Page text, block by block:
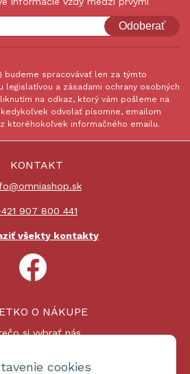
cookies
Odoberať
budeme spracovávať len za týmto
legislatívou a zásadami ochrany osobných
na odkaz, ktorý vám pošleme na
odvolať písomne, emailom
ktoréhokoľvek informačného emailu.
KONTAKT
907 800 441
všekty kontakty
O NÁKUPE
si vybrať nás
Platby a doprava